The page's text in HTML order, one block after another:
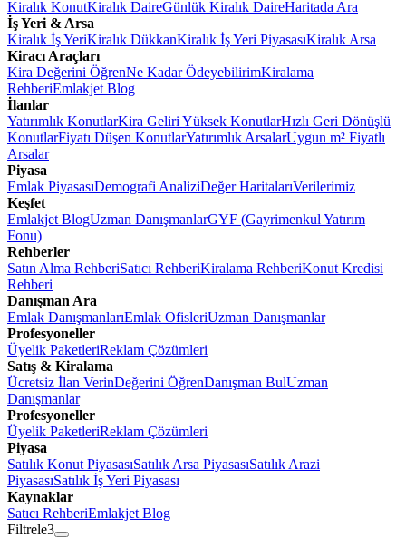
Kiralık KonutKiralık DaireGünlük Kiralık DaireHaritada Ara
İş Yeri & Arsa
Kiralık İş YeriKiralık DükkanKiralık İş Yeri PiyasasıKiralık Arsa
Kiracı Araçları
Kira Değerini ÖğrenNe Kadar ÖdeyebilirimKiralama
RehberiEmlakjet Blog
İlanlar
Yatırımlık KonutlarKira Geliri Yüksek KonutlarHızlı Geri Dönüşlü
KonutlarFiyatı Düşen KonutlarYatırımlık ArsalarUygun m² Fiyatlı
Arsalar
Piyasa
Emlak PiyasasıDemografi AnaliziDeğer HaritalarıVerilerimiz
Keşfet
Emlakjet BlogUzman DanışmanlarGYF (Gayrimenkul Yatırım
Fonu)
Rehberler
Satın Alma RehberiSatıcı RehberiKiralama RehberiKonut Kredisi
Rehberi
Danışman Ara
Emlak DanışmanlarıEmlak OfisleriUzman Danışmanlar
Profesyoneller
Üyelik PaketleriReklam Çözümleri
Satış & Kiralama
Ücretsiz İlan VerinDeğerini ÖğrenDanışman BulUzman
Danışmanlar
Profesyoneller
Üyelik PaketleriReklam Çözümleri
Piyasa
Satılık Konut PiyasasıSatılık Arsa PiyasasıSatılık Arazi
PiyasasıSatılık İş Yeri Piyasası
Kaynaklar
Satıcı RehberiEmlakjet Blog
Filtrele3